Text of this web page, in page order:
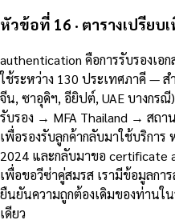
หัวข้อที่ 16 · ตารางเปรียบ
authentication คือการรับรองเ
ใช้ระหว่าง 130 ประเทศภาคี —
จีน, ซาอุดิฯ, อียิปต์, UAE บางกร
รับรอง → MFA Thailand → สถา
เพื่อรองรับลูกค้ากลับมาใช้บริกา
2024 และกลับมาขอ certificate
เพื่อขอวีซ่าคู่สมรส เรามีข้อมูลก
ยืนยันความถูกต้องเดิมของท่านใ
เดียว